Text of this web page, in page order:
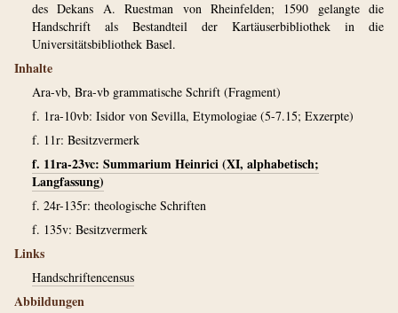
des Dekans A. Ruestman von Rheinfelden; 1590 gelangte die
Handschrift als Bestandteil der Kartäuserbibliothek in die
Universitätsbibliothek Basel.
Inhalte
Ara-vb, Bra-vb grammatische Schrift (Fragment)
f. 1ra-10vb: Isidor von Sevilla, Etymologiae (5-7.15; Exzerpte)
f. 11r: Besitzvermerk
f. 11ra-23vc: Summarium Heinrici (XI, alphabetisch;
Langfassung)
f. 24r-135r: theologische Schriften
f. 135v: Besitzvermerk
Links
Handschriftencensus
Abbildungen